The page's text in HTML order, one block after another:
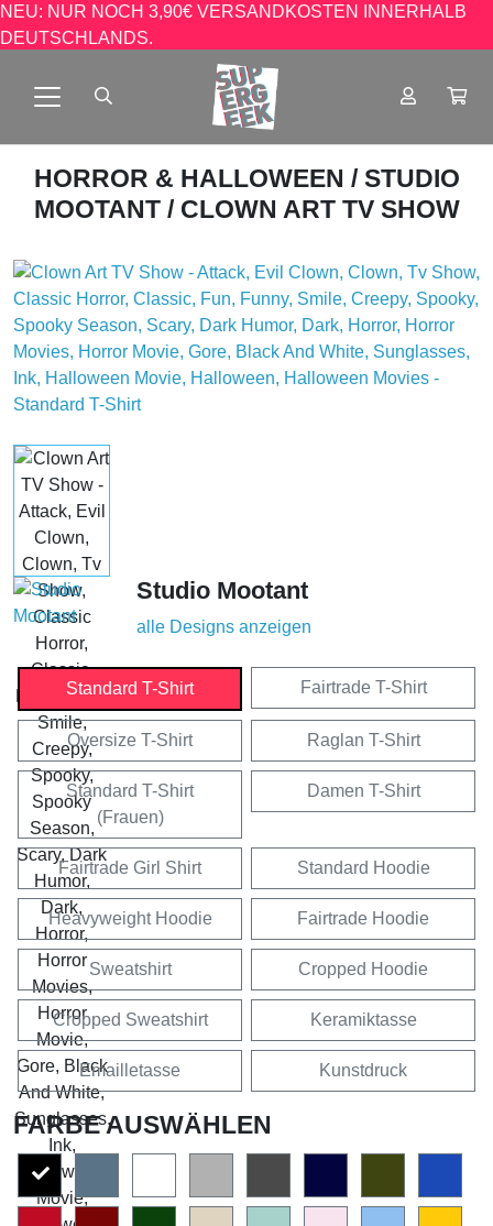
NEU: NUR NOCH 3,90€ VERSANDKOSTEN INNERHALB
DEUTSCHLANDS.
HORROR & HALLOWEEN / STUDIO
MOOTANT / CLOWN ART TV SHOW
Studio Mootant
alle Designs anzeigen
Standard T-Shirt Fairtrade T-Shirt
Oversize T-Shirt Raglan T-Shirt
Standard T-Shirt
(Frauen)
Damen T-Shirt
Fairtrade Girl Shirt Standard Hoodie
Heavyweight Hoodie Fairtrade Hoodie
Sweatshirt Cropped Hoodie
Cropped Sweatshirt Keramiktasse
Emailletasse Kunstdruck
FARBE AUSWÄHLEN